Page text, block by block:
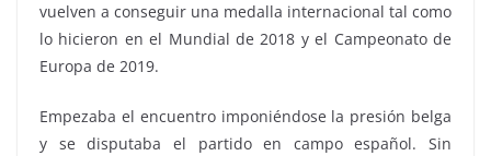
vuelven a conseguir una medalla internacional tal como
lo hicieron en el Mundial de 2018 y el Campeonato de
Europa de 2019.
Empezaba el encuentro imponiéndose la presión belga
y se disputaba el partido en campo español. Sin